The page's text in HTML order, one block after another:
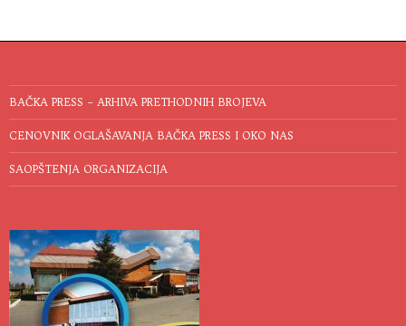
BAČKA PRESS – ARHIVA PRETHODNIH BROJEVA
CENOVNIK OGLAŠAVANJA BAČKA PRESS I OKO NAS
SAOPŠTENJA ORGANIZACIJA